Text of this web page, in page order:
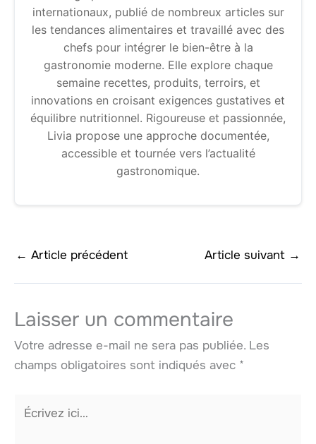
internationaux, publié de nombreux articles sur
les tendances alimentaires et travaillé avec des
chefs pour intégrer le bien-être à la
gastronomie moderne. Elle explore chaque
semaine recettes, produits, terroirs, et
innovations en croisant exigences gustatives et
équilibre nutritionnel. Rigoureuse et passionnée,
Livia propose une approche documentée,
accessible et tournée vers l’actualité
gastronomique.
← Article précédent Article suivant →
Laisser un commentaire
Votre adresse e-mail ne sera pas publiée. Les
champs obligatoires sont indiqués avec *
Écrivez
ici…